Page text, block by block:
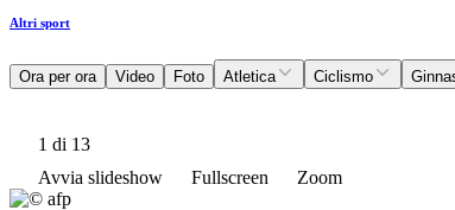
Altri sport
Ora per ora Video Foto Atletica Ciclismo
1 di 13
Avvia slideshow
Fullscreen Zoom